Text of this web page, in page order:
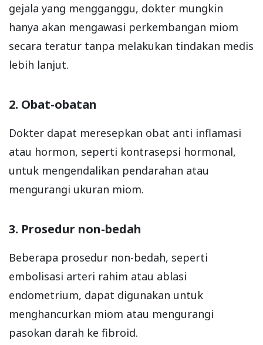
gejala yang mengganggu, dokter mungkin
hanya akan mengawasi perkembangan miom
secara teratur tanpa melakukan tindakan medis
lebih lanjut.
2. Obat-obatan
Dokter dapat meresepkan obat anti inflamasi
atau hormon, seperti kontrasepsi hormonal,
untuk mengendalikan pendarahan atau
mengurangi ukuran miom.
3. Prosedur non-bedah
Beberapa prosedur non-bedah, seperti
embolisasi arteri rahim atau ablasi
endometrium, dapat digunakan untuk
menghancurkan miom atau mengurangi
pasokan darah ke fibroid.